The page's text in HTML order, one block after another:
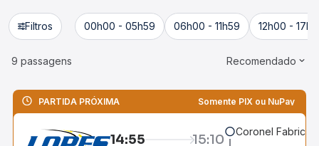
Filtros 00h00 - 05h59 06h00 - 11h59 12h00 -
9 passagens Recomendado
PARTIDA PRÓXIMA Somente PIX ou NuPay
14:55 15:10 Coronel